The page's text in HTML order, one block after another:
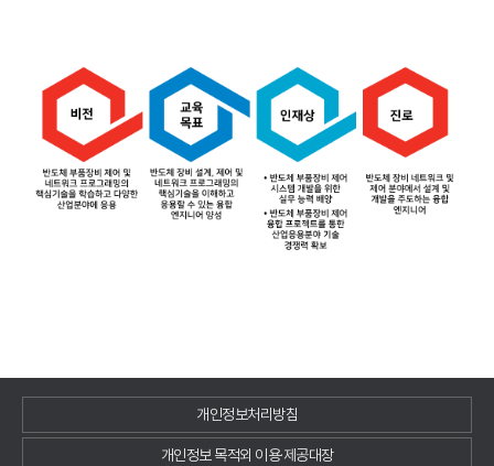
개인정보처리방침
개인정보 목적외 이용·제공대장